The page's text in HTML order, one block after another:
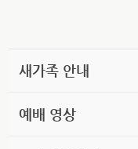
새가족 안내
예배 영상